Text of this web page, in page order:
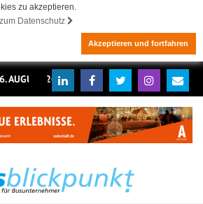
zu akzeptieren.
Datenschutz
Akzeptieren und fortfahren
AUGUST 2026